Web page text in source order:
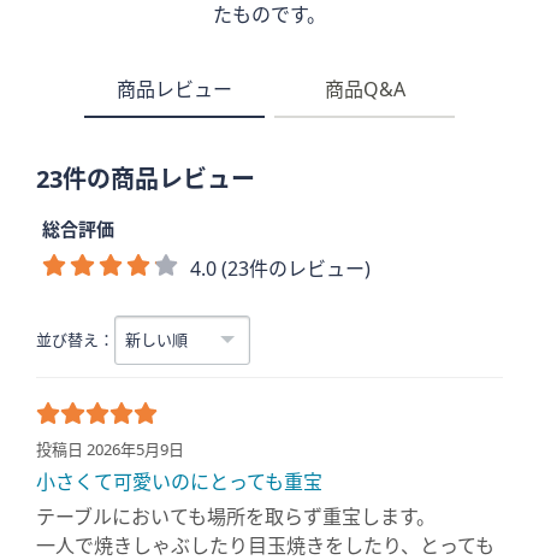
たものです。
商品レビュー 商品Q&A
23件の商品レビュー
総合評価
4.0 (23件のレビュー)
並び替え：
投稿日 2026年5月9日
小さくて可愛いのにとっても重宝
テーブルにおいても場所を取らず重宝します。
一人で焼きしゃぶしたり目玉焼きをしたり、とっても